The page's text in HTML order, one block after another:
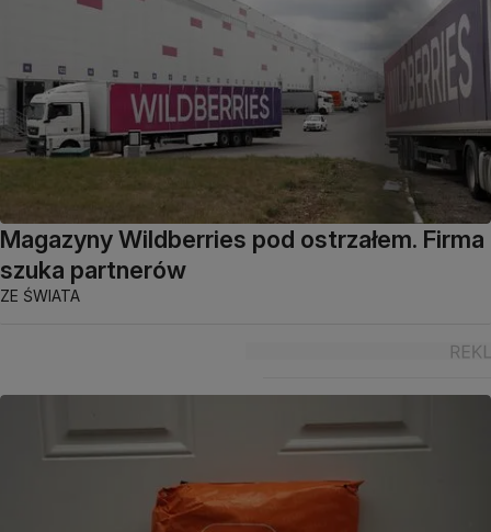
Magazyny Wildberries pod ostrzałem. Firma
szuka partnerów
ZE ŚWIATA